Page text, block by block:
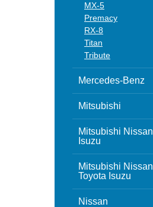
MX-5
Premacy
RX-8
Titan
Tribute
Mercedes-Benz
Mitsubishi
Mitsubishi Nissan
Isuzu
Mitsubishi Nissan
Toyota Isuzu
Nissan